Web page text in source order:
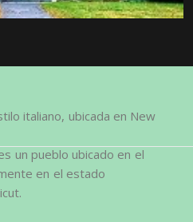
italiano, ubicada en New
un pueblo ubicado en el
en el estado